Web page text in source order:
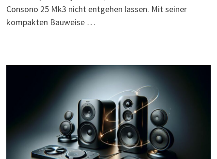
Consono 25 Mk3 nicht entgehen lassen. Mit seiner
kompakten Bauweise …